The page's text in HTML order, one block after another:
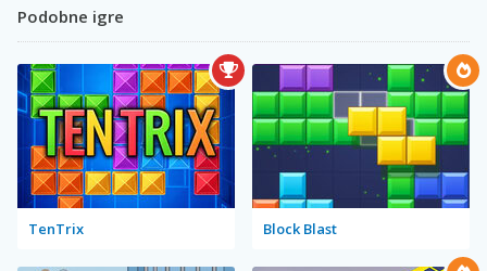
Podobne igre
TenTrix Block Blast